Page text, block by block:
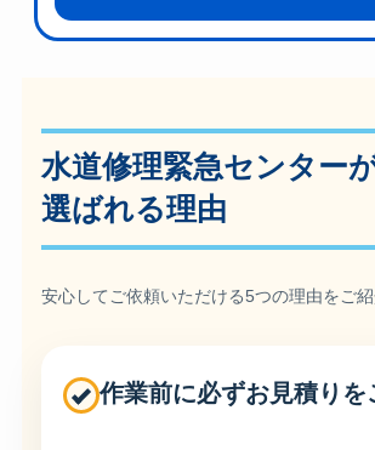
水道修理緊急センター
選ばれる理由
安心してご依頼いただける5つの理由をご紹
作業前に必ずお見積りを